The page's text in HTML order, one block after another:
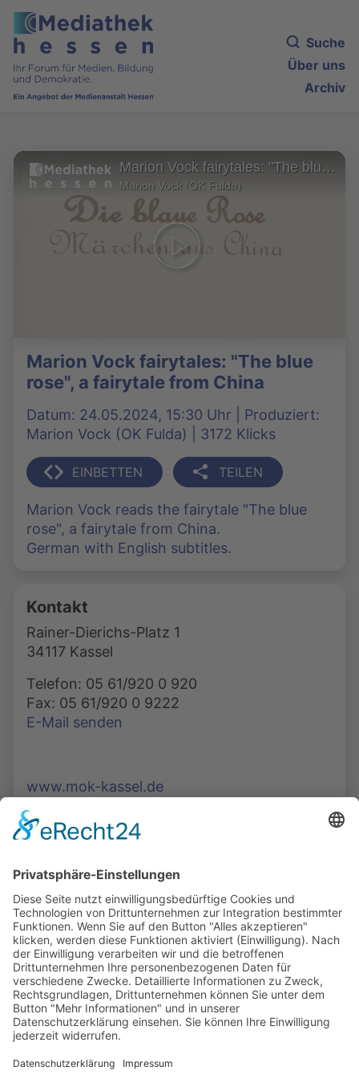
Suche
Über uns
Archiv
Marion Vock fairytales: "The blue rose", a fairytale from China
Marion Vock (OK Fulda)
Marion Vock fairytales: "The blue
rose", a fairytale from China
Datum: 24.05.2024, 15:30 Uhr | Produziert:
Marion Vock (OK Fulda) | 3172 Klicks
EINBETTEN TEILEN
Marion Vock reads the fairytale "The blue
rose", a fairytale from China.
German with English subtitles.
Kontakt
Rainer-Dierichs-Platz 1
34117 Kassel
Telefon: 05 61/920 0 920
Fax: 05 61/920 0 9222
E-Mail senden
www.mok-kassel.de
Podcasts, Themen und Informationen.
Entdecken Sie unser Forum für Medien, Bildung
und Demokratie - jederzeit und überall
verfügbar.
Mehr erfahren